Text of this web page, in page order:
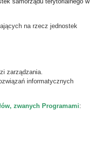
na rzecz jednostek
zarządzania.
informatycznych
zwanych Programami: